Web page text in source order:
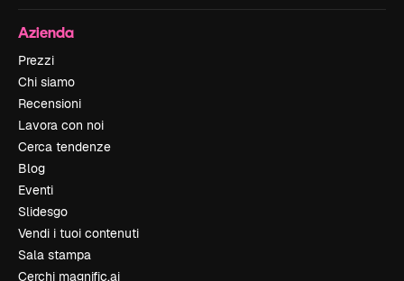
Azienda
Prezzi
Chi siamo
Recensioni
Lavora con noi
Cerca tendenze
Blog
Eventi
Slidesgo
Vendi i tuoi contenuti
Sala stampa
Cerchi magnific.ai